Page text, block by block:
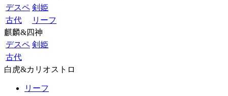
デスペ 剣姫
古代
リーフ
麒麟&四神
デスペ 剣姫
古代
白虎&カリオストロ
リーフ